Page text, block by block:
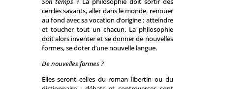
cercles savants, aller dans le monde, renouer
au fond avec sa vocation d’origine : atteindre
et toucher tout un chacun. La philosophie
doit alors inventer et se donner de nouvelles
formes, se doter d’une nouvelle langue.
De nouvelles formes ?
Elles seront celles du roman libertin ou du